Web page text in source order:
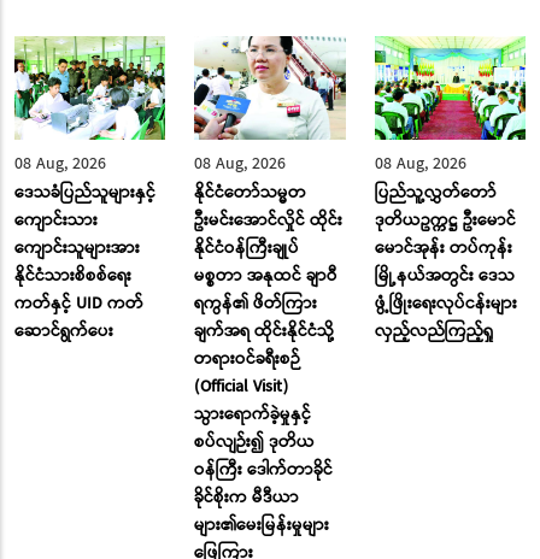
08 Aug, 2026
ဒေသခံပြည်သူများနှင့်
ကျောင်းသား
ကျောင်းသူများအား
နိုင်ငံသားစိစစ်ရေး
ကတ်နှင့် UID ကတ်
ဆောင်ရွက်ပေး
08 Aug, 2026
နိုင်ငံတော်သမ္မတ
ဦးမင်းအောင်လှိုင် ထိုင်း
နိုင်ငံဝန်ကြီးချုပ်
မစ္စတာ အနုထင် ချာဝီ
ရကွန်၏ ဖိတ်ကြား
ချက်အရ ထိုင်းနိုင်ငံသို့
တရားဝင်ခရီးစဉ်
(Official Visit)
သွားရောက်ခဲ့မှုနှင့်
စပ်လျဉ်း၍ ဒုတိယ
ဝန်ကြီး ဒေါက်တာခိုင်
ခိုင်စိုးက မီဒီယာ
များ၏မေးမြန်းမှုများ
ဖြေကြား
08 Aug, 2026
ပြည်သူ့လွှတ်တော်
ဒုတိယဥက္ကဋ္ဌ ဦးမောင်
မောင်အုန်း တပ်ကုန်း
မြို့နယ်အတွင်း ဒေသ
ဖွံ့ဖြိုးရေးလုပ်ငန်းများ
လှည့်လည်ကြည့်ရှု